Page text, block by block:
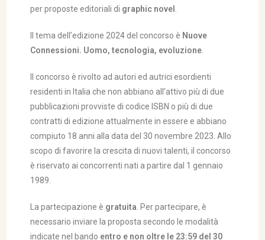
per proposte editoriali di graphic novel .
Il tema dell’edizione 2024 del concorso è Nuove
Connessioni. Uomo, tecnologia, evoluzione.
Il concorso è rivolto ad autori ed autrici esordienti
residenti in Italia che non abbiano all’attivo più di due
pubblicazioni provviste di codice ISBN o più di due
contratti di edizione attualmente in essere e abbiano
compiuto 18 anni alla data del 30 novembre 2023. Allo
scopo di favorire la crescita di nuovi talenti, il concorso
è riservato ai concorrenti nati a partire dal 1 gennaio
1989.
La partecipazione è gratuita. Per partecipare, è
necessario inviare la proposta secondo le modalità
indicate nel bando entro e non oltre le 23:59 del 30